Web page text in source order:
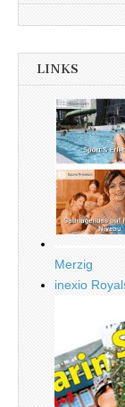
LINKS
Merzig
inexio